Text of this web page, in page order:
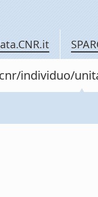
individuo/